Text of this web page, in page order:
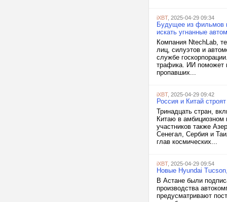
iXBT, 2025-04-29 09:34
Будущее из фильмов
искать угнанные
Компания NtechLab,
лиц, силуэтов и
службе
трафика. ИИ поможет
пропавших...
iXBT, 2025-04-29 09:42
Россия и Китай
Тринадцать стран,
Китаю в
участников также
Сенегал, Сербия и
глав космических...
iXBT, 2025-04-29 09:54
Новые Hyundai
В Астане были
производства
предусматривают